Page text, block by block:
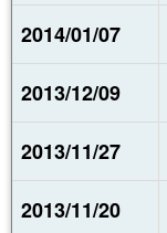
2014/01/07
2013/12/09
2013/11/27
2013/11/20